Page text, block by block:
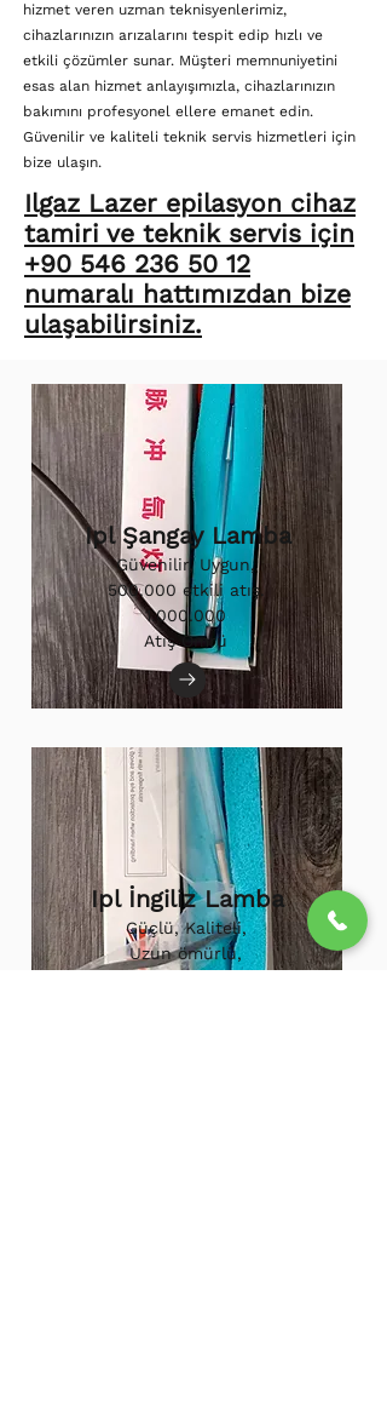
hizmet veren uzman teknisyenlerimiz,
cihazlarınızın arızalarını tespit edip hızlı ve
etkili çözümler sunar. Müşteri memnuniyetini
esas alan hizmet anlayışımızla, cihazlarınızın
bakımını profesyonel ellere emanet edin.
Güvenilir ve kaliteli teknik servis hizmetleri için
bize ulaşın.
Ilgaz Lazer epilasyon cihaz
tamiri ve teknik servis için
+90 546 236 50 12
numaralı hattımızdan bize
ulaşabilirsiniz.
Ipl Şangay Lamba
Güvenilir, Uygun,
500.000 etkili atış.
1.000.000
Atış Ömrü
Ipl İngiliz Lamba
Güçlü, Kaliteli,
Uzun ömürlü,